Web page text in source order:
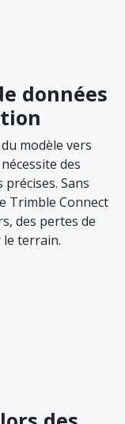
données
modèle vers
des
Sans
Trimble Connect
des pertes de
le terrain.